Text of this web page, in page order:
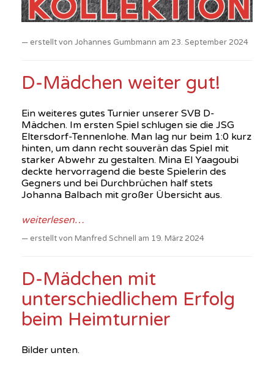
erstellt von Johannes Gumbmann am 23. September 2024
D-Mädchen weiter gut!
Ein weiteres gutes Turnier unserer SVB D-
Mädchen. Im ersten Spiel schlugen sie die JSG
Eltersdorf-Tennenlohe. Man lag nur beim 1:0 kurz
hinten, um dann recht souverän das Spiel mit
starker Abwehr zu gestalten. Mina El Yaagoubi
deckte hervorragend die beste Spielerin des
Gegners und bei Durchbrüchen half stets
Johanna Balbach mit großer Übersicht aus.
weiterlesen…
erstellt von Manfred Schnell am 19. März 2024
D-Mädchen mit
unterschiedlichem Erfolg
beim Heimturnier
Bilder unten.